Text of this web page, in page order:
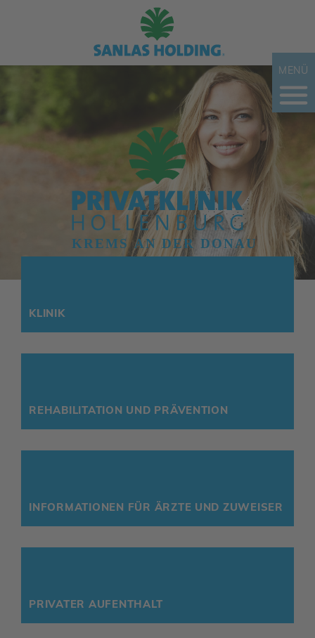
MENÜ
KLINIK
REHA­BI­LI­TA­TION UND PRÄVENTION
INFOR­MA­TIONEN FÜR ÄRZTE UND ZUWEISER
PRIVATER AUFENT­HALT